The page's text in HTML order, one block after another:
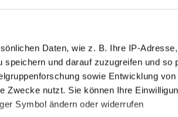
Daten, wie z. B. Ihre IP-
und darauf zuzugreifen und so
sowie Entwicklung
Zwecke nutzt. Sie können Ihre
Symbol ändern oder widerrufen